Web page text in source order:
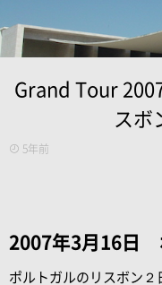
Grand Tour
ス
5年前
2007年3月16日
ポルトガルのリスボン